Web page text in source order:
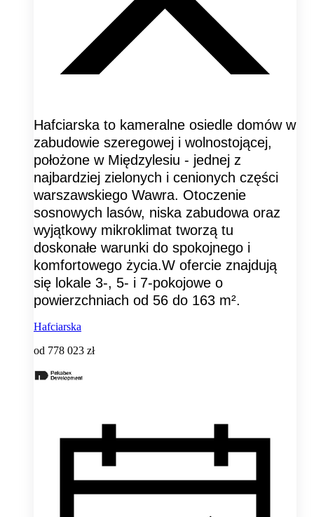
Hafciarska to kameralne osiedle domów w
zabudowie szeregowej i wolnostojącej,
położone w Międzylesiu - jednej z
najbardziej zielonych i cenionych części
warszawskiego Wawra. Otoczenie
sosnowych lasów, niska zabudowa oraz
wyjątkowy mikroklimat tworzą tu
doskonałe warunki do spokojnego i
komfortowego życia.W ofercie znajdują
się lokale 3-, 5- i 7-pokojowe o
powierzchniach od 56 do 163 m².
Hafciarska
od 778 023 zł